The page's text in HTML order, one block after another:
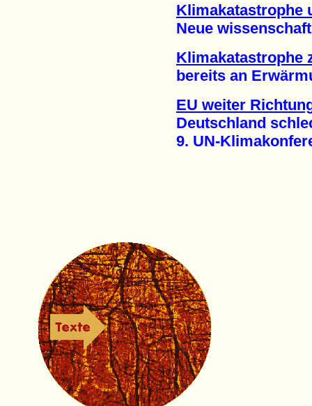
Klimakatastrophe
Neue
Klimakatastrophe
bereits an
EU weiter
Deutschland
9. UN-